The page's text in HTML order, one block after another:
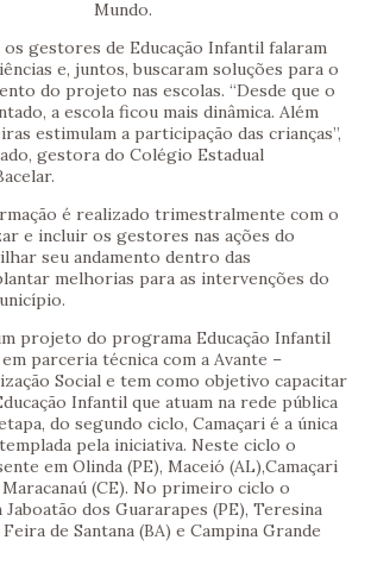
Mundo.
gestores de Educação Infantil falaram
e, juntos, buscaram soluções para o
do projeto nas escolas. “Desde que o
a escola ficou mais dinâmica. Além
estimulam a participação das crianças”,
gestora do Colégio Estadual
é realizado trimestralmente com o
e incluir os gestores nas ações do
seu andamento dentro das
melhorias para as intervenções do
projeto do programa Educação Infantil
parceria técnica com a Avante –
Social e tem como objetivo capacitar
Infantil que atuam na rede pública
do segundo ciclo, Camaçari é a única
pela iniciativa. Neste ciclo o
em Olinda (PE), Maceió (AL),Camaçari
Maracanaú (CE). No primeiro ciclo o
dos Guararapes (PE), Teresina
Feira de Santana (BA) e Campina Grande